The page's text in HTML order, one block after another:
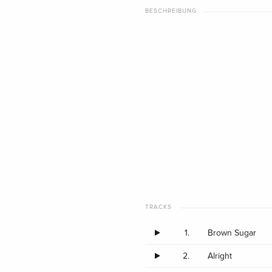
BESCHREIBUNG
TRACKS
1. Brown Sugar
2. Alright